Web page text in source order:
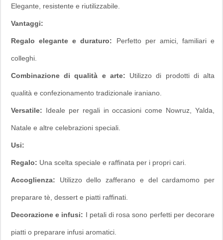
Elegante, resistente e riutilizzabile.
Vantaggi:
Regalo elegante e duraturo: Perfetto per amici, familiari e
colleghi.
Combinazione di qualità e arte: Utilizzo di prodotti di alta
qualità e confezionamento tradizionale iraniano.
Versatile: Ideale per regali in occasioni come Nowruz, Yalda,
Natale e altre celebrazioni speciali.
Usi:
Regalo: Una scelta speciale e raffinata per i propri cari.
Accoglienza: Utilizzo dello zafferano e del cardamomo per
preparare tè, dessert e piatti raffinati.
Decorazione e infusi: I petali di rosa sono perfetti per decorare
piatti o preparare infusi aromatici.